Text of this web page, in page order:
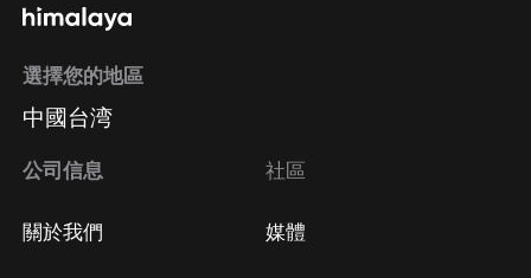
選擇您的地區
中國台湾
公司信息
關於我們
社區
媒體